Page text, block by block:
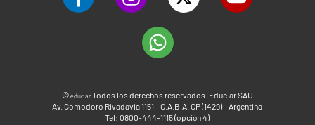
©educ.arTodos los derechos reservados. Educ.ar SAU
Av. Comodoro Rivadavia 1151 - C.A.B.A. CP (1429) - Argentina
Tel: 0800-444-1115 (opción 4)